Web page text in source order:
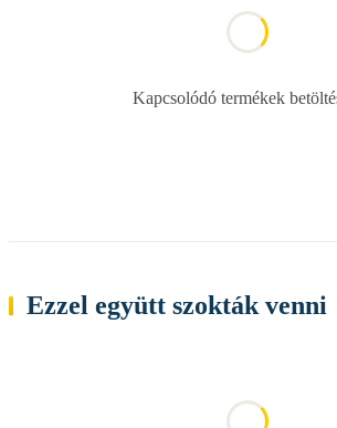
Kapcsolódó termékek
Ezzel együtt szokták venni